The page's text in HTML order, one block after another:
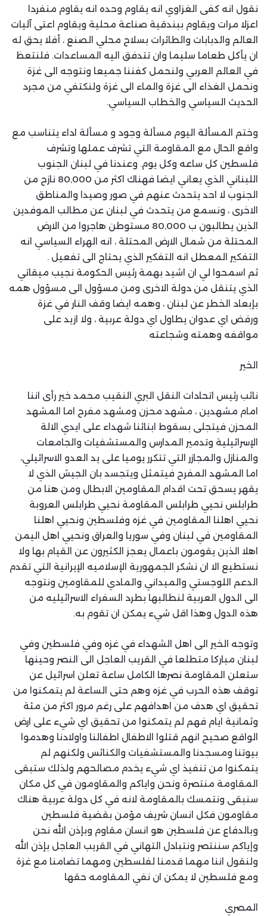
نقول انه كفى الغزاوي انه يقاوم وحده انه يقاوم منفردا
اعزلا مرات ويقاوم ببندقية صناعة محلية ويقاوم اعتى آليات
العالم والدبابات والطائرات بسلاح محلي الصنع ، أفلا يحق له
ان يأكل طعاما سليما وان تتدفق اليه المساعدات. فلنتعظ
في العالم العربي ولنحمل كفننا جميعا ونتوجه الى غزة
ونحمل الغذاء الى غزة والماء الى غزة ولنكتفي من مجرد
الحديث السياسي والخطاب السياسي.
وختم المسألة اليوم مسألة وجود و مسألة اداء يتناسب مع
واقع الحال مع المقاومة التي تشرف عملها وتشرف
فلسطين كل ساعه وكل يوم. وعندنا في لبنان الجنوب
اللبناني الذي يعاني ايضا فهناك اكثر من 80,000 نازح من
الجنوب لا احد يتحدث عنهم في صور وصيدا والمناطق
الاخرى ، ونسمع من يتحدث في لبنان عن مطالب الموفدين
الذين يطالبون ب 80,000 مستوطن هاجروا من الارض
المحتلة من شمال الارض المحتلة ، انه الهراء السياسي انه
التفكير المعطل انه التفكير الذي يحتاج الى تفعيل .
ثم اسمحوا لي ان اشيد بهمة رئيس الحكومة نجيب ميقاتي
الذي يتنقل من دولة الاخرى ومن مسؤول الى مسؤول همه
بإبعاد الخطر عن لبنان ، وهمه ايضا وقف النار في غزة
ورفض اي عدوان يطاول اي دولة عربية ، ولا ازيد على
مواقفه وهمته وشجاعته
الخير
نائب رئيس اتحادات النقل البري النقيب محمد خير رأى اننا
امام مشهدين ، مشهد محزن ومشهد مفرح اما المشهد
المحزن فيتجلى بسقوط ابنائنا شهداء على ايدي الالة
الإسرائيلية وتدمير المدارس والمستشفيات والجامعات
والمنازل والمجازر التي تتكرر يوميا على يد العدو الاسرائيلي،
اما المشهد المفرح فيتمثل ويتجسد بان الجيش الذي لا
يقهر يسحق تحت اقدام المقاومين الابطال ومن هنا من
طرابلس نحيي طرابلس المقاومة نحيي طرابلس العروبة
نحيي اهلنا المقاومين في غزه وفلسطين ونحيي اهلنا
المقاومين في لبنان وفي سوريا والعراق ونحيي اهل اليمن
اهلا الذين يقومون باعمال يعجز الكثيرون عن القيام بها ولا
نستطيع الا ان نشكر الجمهورية الإسلاميه الإيرانية التي تقدم
الدعم اللوجستي والميداني والمادي للمقاومين ونتوجه
الى الدول العربية لنطالبها بطرد السفراء الاسرائيليه من
هذه الدول وهذا اقل شيء يمكن ان تقوم به.
وتوجه الخير الى اهل الشهداء في غزه وفي فلسطين وفي
لبنان مباركا متطلعا في القريب العاجل الى النصر وحينها
ستعلن المقاومة نصرها الكامل ساعة تعلن اسرائيل عن
توقف هذه الحرب في غزه وهم حتى الساعة لم يتمكنوا من
تحقيق اي هدف من اهدافهم على رغم مرور اكثر من مئة
وثمانية ايام فهم لم يتمكنوا من تحقيق اي شيء على ارض
الواقع صحيح انهم قتلوا الاطفال اطفالنا واولادنا وهدموا
بيوتنا ومسجدنا والمستشفيات والكنائس ولكنهم لم
يتمكنوا من تنفيذ اي شيء يخدم مصالحهم ولذلك ستبقى
المقاومة منتصرة ونحن واياكم والمقاومون في كل مكان
سنبقى ونتمسك بالمقاومة لانه في كل دولة عربية هناك
مقاومون فكل انسان شريف مؤمن بقضية فلسطين
وبالدفاع عن فلسطين هو انسان مقاوم وبإذن الله نحن
وإياكم سننتصر ونتبادل التهاني في القريب العاجل بإذن الله
ولنقول اننا مهما قدمنا لفلسطين ومهما تضامنا مع غزة
ومع فلسطين لا يمكن ان نفي المقاومه حقها
المصري